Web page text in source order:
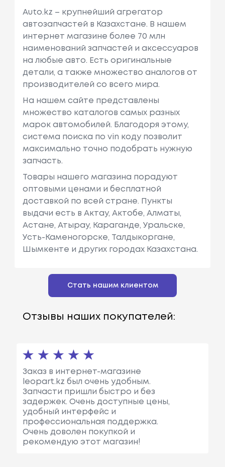
Auto.kz – крупнейший агрегатор
автозапчастей в Казахстане. В нашем
интернет магазине более 70 млн
наименований запчастей и аксессуаров
на любые авто. Есть оригинальные
детали, а также множество аналогов от
производителей со всего мира.
На нашем сайте представлены
множество каталогов самых разных
марок автомобилей. Благодоря этому,
система поиска по vin коду позволит
максимально точно подобрать нужную
запчасть.
Товары нашего магазина порадуют
оптовыми ценами и бесплатной
доставкой по всей стране. Пункты
выдачи есть в Актау, Актобе, Алматы,
Астане, Атырау, Караганде, Уральске,
Усть-Каменогорске, Талдыкоргане,
Шымкенте и других городах Казахстана.
Стать нашим клиентом
Отзывы наших покупателей:
Заказ в интернет-магазине
leopart.kz был очень удобным.
Запчасти пришли быстро и без
задержек. Очень доступные цены,
удобный интерфейс и
профессиональная поддержка.
Очень доволен покупкой и
рекомендую этот магазин!